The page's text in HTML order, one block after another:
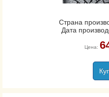
Страна
Дата
Цена: